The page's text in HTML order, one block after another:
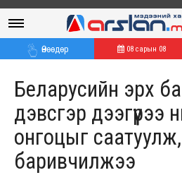
Өнөөдөр 08 сарын 08
Беларусийн эрх
дэвсгэр
онгоцыг саатуулж,
баривчилжээ